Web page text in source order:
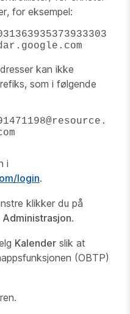
for eksempel:
kan ikke
som i følgende
i
login.
klikker du på
Administrasjon.
Kalender slik at
(OBTP)